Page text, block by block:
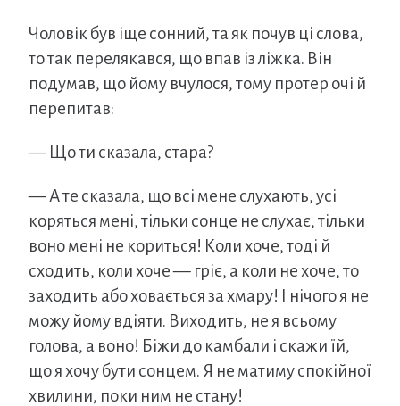
Чоловік був іще сонний, та як почув ці слова,
то так перелякався, що впав із ліжка. Він
подумав, що йому вчулося, тому протер очі й
перепитав:
— Що ти сказала, стара?
— А те сказала, що всі мене слухають, усі
коряться мені, тільки сонце не слухає, тільки
воно мені не кориться! Коли хоче, тоді й
сходить, коли хоче — гріє, а коли не хоче, то
заходить або ховається за хмару! І нічого я не
можу йому вдіяти. Виходить, не я всьому
голова, а воно! Біжи до камбали і скажи їй,
що я хочу бути сонцем. Я не матиму спокійної
хвилини, поки ним не стану!